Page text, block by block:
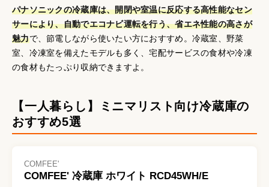
パナソニックの冷蔵庫は、開閉や室温に反応する高性能なセン
サーにより、自動でエコナビ運転を行う、省エネ性能の高さが
魅力で、節電しながら使いたい方におすすめ。冷蔵室、野菜
室、冷凍室を備えたモデルも多く、宅配サービスの食材や冷凍
の食材もたっぷり収納できますよ。
【一人暮らし】ミニマリスト向け冷蔵庫の
おすすめ5選
COMFEE'
COMFEE' 冷蔵庫 ホワイト RCD45WH/E